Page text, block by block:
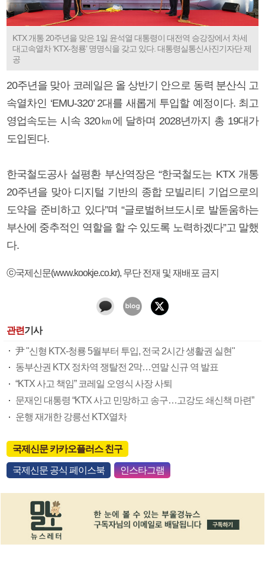
KTX 개통 20주년을 맞은 1일 윤석열 대통령이 대전역 승강장에서 차세
대고속열차 ‘KTX-청룡’ 명명식을 갖고 있다. 대통령실통신사진기자단 제
공
20주년을 맞아 코레일은 올 상반기 안으로 동력 분산식 고
속열차인 ‘EMU-320’ 2대를 새롭게 투입할 예정이다. 최고
영업속도는 시속 320㎞에 달하며 2028년까지 총 19대가
도입된다.
한국철도공사 설평환 부산역장은 “한국철도는 KTX 개통
20주년을 맞아 디지털 기반의 종합 모빌리티 기업으로의
도약을 준비하고 있다”며 “글로벌허브도시로 발돋움하는
부산에 중추적인 역할을 할 수 있도록 노력하겠다”고 말했
다.
ⓒ국제신문(www.kookje.co.kr), 무단 전재 및 재배포 금지
관련기사
尹 "신형 KTX-청룡 5월부터 투입, 전국 2시간 생활권 실현"
동부산권 KTX 정차역 쟁탈전 2막…연말 신규 역 발표
“KTX 사고 책임” 코레일 오영식 사장 사퇴
문재인 대통령 “KTX 사고 민망하고 송구…고강도 쇄신책 마련”
운행 재개한 강릉선 KTX열차
국제신문 카카오플러스 친구
국제신문 공식 페이스북 인스타그램